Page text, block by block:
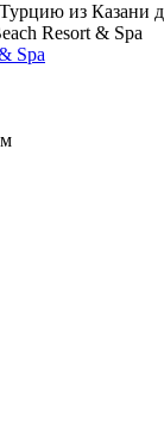
Spa